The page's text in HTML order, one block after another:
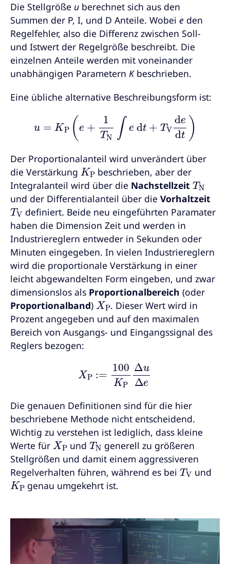
Die Stellgröße u berechnet sich aus den
Summen der P, I, und D Anteile. Wobei e den
Regelfehler, also die Differenz zwischen Soll-
und Istwert der Regelgröße beschreibt. Die
einzelnen Anteile werden mit voneinander
unabhängigen Parametern Kbeschrieben.
Eine übliche alternative Beschreibungsform ist:
P( N d t)
Der Proportionalanteil wird unverändert über
die Verstärkung
KP
beschrieben, aber der
Integralanteil wird über die Nachstellzeit
und der Differentialanteil über die Vorhaltzeit
TV
definiert. Beide neu eingeführten Paramater
haben die Dimension Zeit und werden in
Industriereglern entweder in Sekunden oder
Minuten eingegeben. In vielen Industriereglern
wird die proportionale Verstärkung in einer
leicht abgewandelten Form eingeben, und zwar
dimensionslos als Proportionalbereich (oder
Proportionalband)
XP
. Dieser Wert wird in
Prozent angegeben und auf den maximalen
Bereich von Ausgangs- und Eingangssignal des
Reglers bezogen:
100KPΔ uΔ
Die genauen Definitionen sind für die hier
beschriebene Methode nicht entscheidend.
Wichtig zu verstehen ist lediglich, dass kleine
Werte für
XP
und
TN
generell zu größeren
Stellgrößen und damit einem aggressiveren
Regelverhalten führen, während es bei
TV
und
KP
genau umgekehrt ist.